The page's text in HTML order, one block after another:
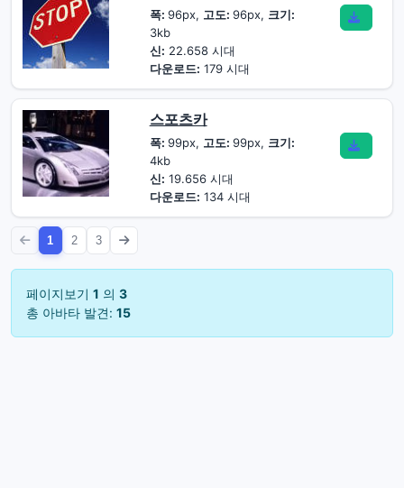
폭: 96px, 고도: 96px, 크기:
3kb
신: 22.658 시대
다운로드: 179 시대
스포츠카
폭: 99px, 고도: 99px, 크기:
4kb
신: 19.656 시대
다운로드: 134 시대
1 2 3
페이지보기 1 의 3
총 아바타 발견: 15